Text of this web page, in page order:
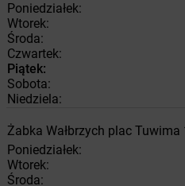
Poniedziałek:
Wtorek:
Środa:
Czwartek:
Piątek:
Sobota:
Niedziela:
Żabka Wałbrzych plac Tuwima
Poniedziałek:
Wtorek:
Środa: